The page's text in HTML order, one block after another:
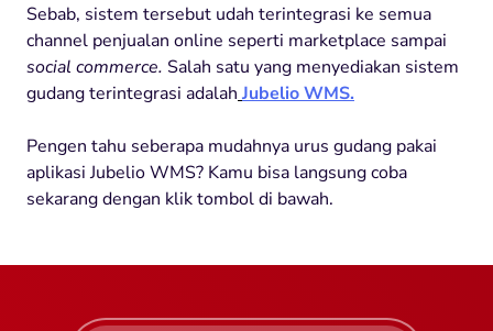
Sebab, sistem tersebut udah terintegrasi ke semua
channel penjualan online seperti marketplace sampai
social commerce. Salah satu yang menyediakan sistem
gudang terintegrasi adalah Jubelio WMS.
Pengen tahu seberapa mudahnya urus gudang pakai
aplikasi Jubelio WMS? Kamu bisa langsung coba
sekarang dengan klik tombol di bawah.